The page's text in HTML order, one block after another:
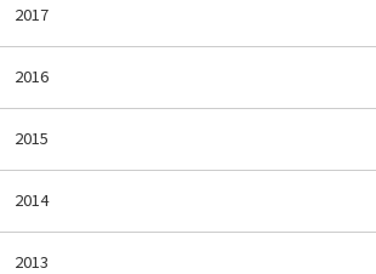
2017
2016
2015
2014
2013